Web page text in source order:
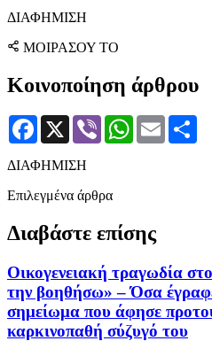
ΔΙΑΦΗΜΙΣΗ
ΜΟΙΡΑΣΟΥ ΤΟ
Κοινοποίηση άρθρου
Facebook
X Viber WhatsApp
Email
ΔΙΑΦΗΜΙΣΗ
Επιλεγμένα άρθρα
Διαβάστε επίσης
Οικογενειακή τραγωδία
την βοηθήσω» – Όσα
σημείωμα που άφησε
καρκινοπαθή σύζυγό του